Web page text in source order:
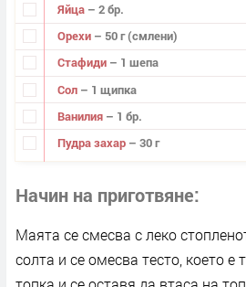
Яйца – 2 бр.
Орехи – 50 г (смлени)
Стафиди – 1 шепа
Сол – 1 щипка
Ванилия – 1 бр.
Пудра захар – 30 г
Начин на приготвяне
Маята се смесва с леко
солта и се омесва тесто, което е